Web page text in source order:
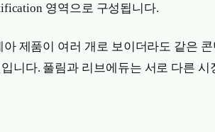
영역으로 구성됩니다.
제품이 여러 개로 보이더라도 같은
니다. 풀림과 리브에듀는 서로 다른